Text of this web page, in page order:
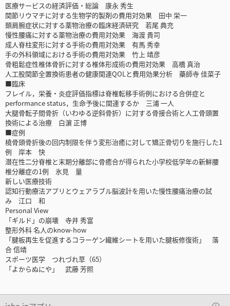
医療サービスの経済評価・総論 康永 秀生
関節リウマチに対する生物学的製剤の費用対効果 田中 栄一
頚肩腕症状に対する薬物治療の臨床経済研究 若尾 典充
慢性腰痛に対する薬物治療の費用対効果 海渡 貴司
成人脊柱変形に対する手術の費用対効果 有馬 秀幸
手の外科領域における手術の費用対効果 竹上 靖彦
骨粗鬆症性椎体骨折に対する椎体形成術の費用対効果 高橋 真治
人工股関節全置換術患者の健康関連QOLと費用効果分析 藥師寺 佳菜子
■臨床
フレイル，栄養・炎症評価指標は脊椎転移手術例における合併症と
performance status，生命予後に関連するか 三浦 一人
大腿骨転子間骨折（いわゆる逆斜骨折）に対する骨接合術と人工骨頭置
換術による治療 白濵 正博
■症例
橈骨頭骨折後の回内制限を伴う変形治癒に対して矯正骨切りを施行した1
例 岸本 快
潜在性二分脊椎と末期分離部に骨癒合が得られた小学校低学年の新鮮腰
椎分離症の1例 氷見 量
新しい医療技術
認知行動療法アプリとウェアラブル脳波計を用いた慢性腰痛治療の試
み 江口 和
Personal View
「ギルド」の崩壊 寺井 秀富
整形外科 名人のknow-how
「腱板再生を促進するコラーゲン繊維シートを用いた腱板修復術」 落
合 信靖
スポーツ医学 つれづれ草（65）
「よからぬにや」 武藤 芳照